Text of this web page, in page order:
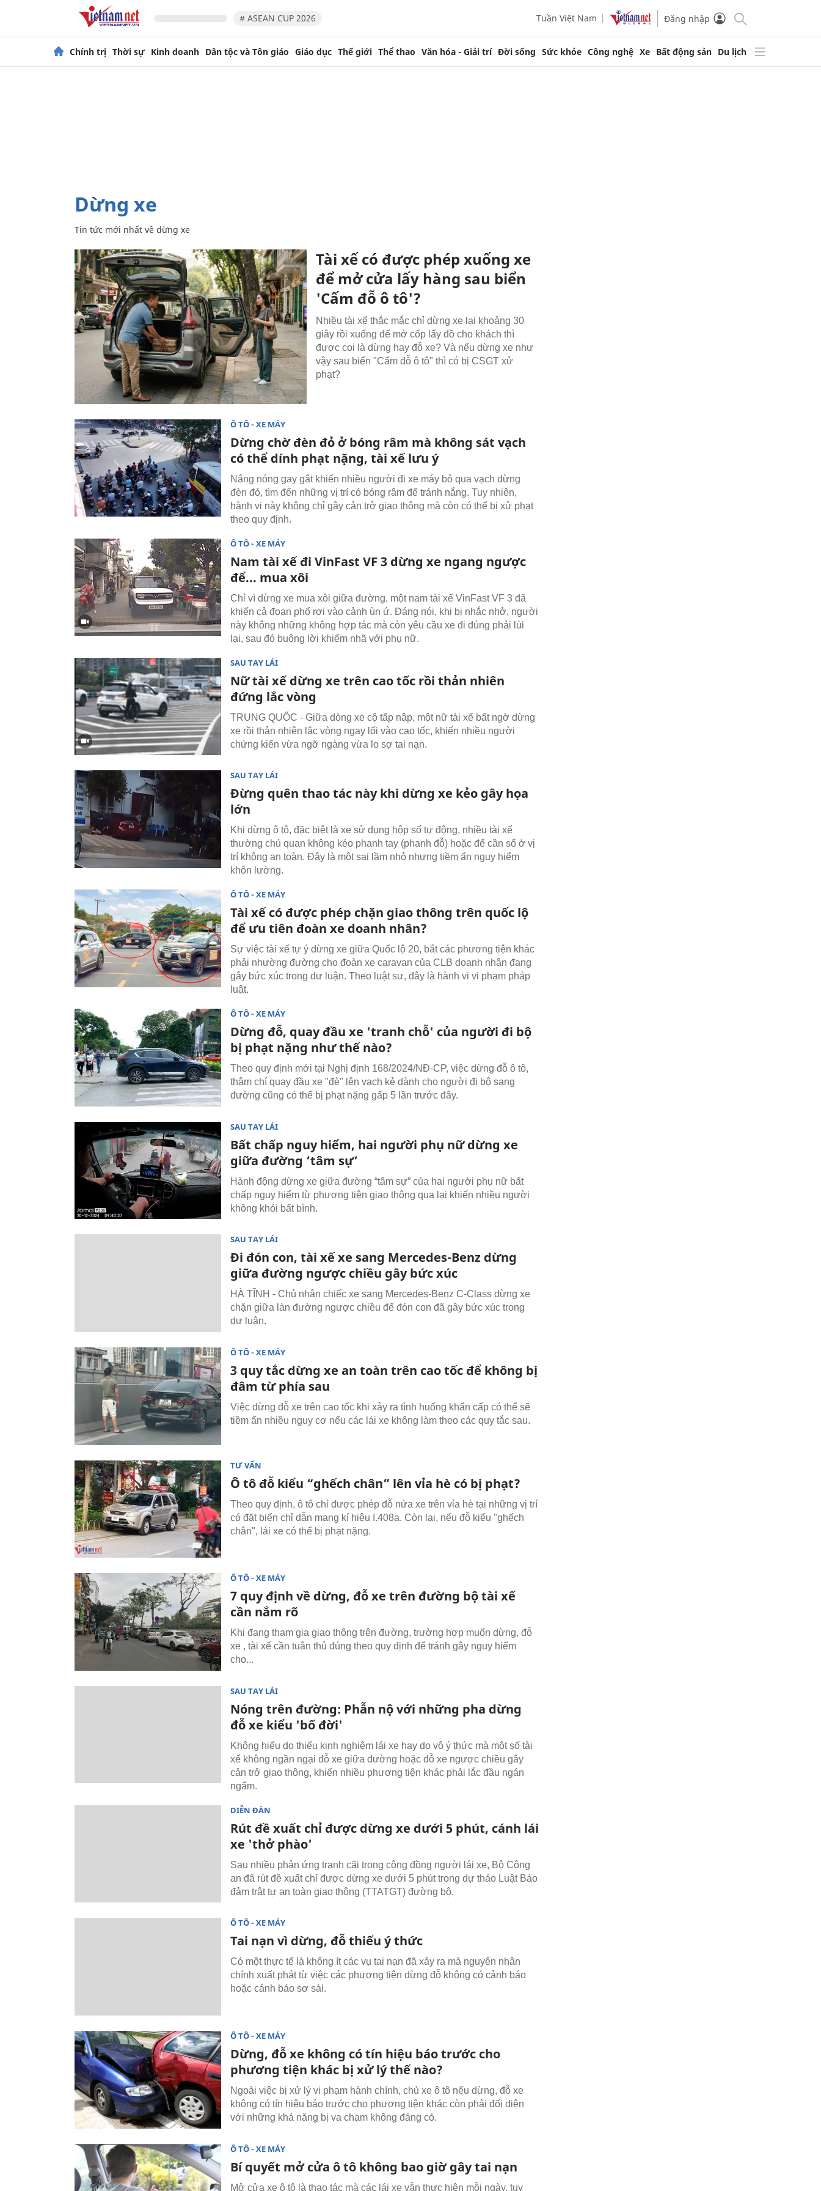
# ASEAN CUP 2026 Tuần Việt Nam Đăng nhập
Chính trị Thời sự Kinh doanh Dân tộc và Tôn giáo Giáo dục Thế giới Thể thao Văn hóa - Giải trí Đời sống Sức khỏe Công nghệ Xe Bất động sản Du lịch
dừng xe
Tin tức mới nhất về dừng xe
Tài xế có được phép xuống xe
để mở cửa lấy hàng sau biển
'Cấm đỗ ô tô'?
Nhiều tài xế thắc mắc chỉ dừng xe lại khoảng 30
giây rồi xuống để mở cốp lấy đồ cho khách thì
được coi là dừng hay đỗ xe? Và nếu dừng xe như
vậy sau biển "Cấm đỗ ô tô" thì có bị CSGT xử
phạt?
Ô TÔ - XE MÁY
Dừng chờ đèn đỏ ở bóng râm mà không sát vạch
có thể dính phạt nặng, tài xế lưu ý
Nắng nóng gay gắt khiến nhiều người đi xe máy bỏ qua vạch dừng
đèn đỏ, tìm đến những vị trí có bóng râm để tránh nắng. Tuy nhiên,
hành vi này không chỉ gây cản trở giao thông mà còn có thể bị xử phạt
theo quy định.
Ô TÔ - XE MÁY
Nam tài xế đi VinFast VF 3 dừng xe ngang ngược
để... mua xôi
Chỉ vì dừng xe mua xôi giữa đường, một nam tài xế VinFast VF 3 đã
khiến cả đoạn phố rơi vào cảnh ùn ứ. Đáng nói, khi bị nhắc nhở, người
này không những không hợp tác mà còn yêu cầu xe đi đúng phải lùi
lại, sau đó buông lời khiếm nhã với phụ nữ.
SAU TAY LÁI
Nữ tài xế dừng xe trên cao tốc rồi thản nhiên
đứng lắc vòng
TRUNG QUỐC - Giữa dòng xe cộ tấp nập, một nữ tài xế bất ngờ dừng
xe rồi thản nhiên lắc vòng ngay lối vào cao tốc, khiến nhiều người
chứng kiến vừa ngỡ ngàng vừa lo sợ tai nạn.
SAU TAY LÁI
Đừng quên thao tác này khi dừng xe kẻo gây họa
lớn
Khi dừng ô tô, đặc biệt là xe sử dụng hộp số tự động, nhiều tài xế
thường chủ quan không kéo phanh tay (phanh đỗ) hoặc để cần số ở vị
trí không an toàn. Đây là một sai lầm nhỏ nhưng tiềm ẩn nguy hiểm
khôn lường.
Ô TÔ - XE MÁY
Tài xế có được phép chặn giao thông trên quốc lộ
để ưu tiên đoàn xe doanh nhân?
Sự việc tài xế tự ý dừng xe giữa Quốc lộ 20, bắt các phương tiện khác
phải nhường đường cho đoàn xe caravan của CLB doanh nhân đang
gây bức xúc trong dư luận. Theo luật sư, đây là hành vi vi phạm pháp
luật.
Ô TÔ - XE MÁY
Dừng đỗ, quay đầu xe 'tranh chỗ' của người đi bộ
bị phạt nặng như thế nào?
Theo quy định mới tại Nghị định 168/2024/NĐ-CP, việc dừng đỗ ô tô,
thậm chí quay đầu xe "đè" lên vạch kẻ dành cho người đi bộ sang
đường cũng có thể bị phạt nặng gấp 5 lần trước đây.
SAU TAY LÁI
Bất chấp nguy hiểm, hai người phụ nữ dừng xe
giữa đường ‘tâm sự’
Hành động dừng xe giữa đường “tâm sự” của hai người phụ nữ bất
chấp nguy hiểm từ phương tiện giao thông qua lại khiến nhiều người
không khỏi bất bình.
SAU TAY LÁI
Đi đón con, tài xế xe sang Mercedes-Benz dừng
giữa đường ngược chiều gây bức xúc
HÀ TĨNH - Chủ nhân chiếc xe sang Mercedes-Benz C-Class dừng xe
chặn giữa làn đường ngược chiều để đón con đã gây bức xúc trong
dư luận.
Ô TÔ - XE MÁY
3 quy tắc dừng xe an toàn trên cao tốc để không bị
đâm từ phía sau
Việc dừng đỗ xe trên cao tốc khi xảy ra tình huống khẩn cấp có thể sẽ
tiềm ẩn nhiều nguy cơ nếu các lái xe không làm theo các quy tắc sau.
TƯ VẤN
Ô tô đỗ kiểu “ghếch chân” lên vỉa hè có bị phạt?
Theo quy định, ô tô chỉ được phép đỗ nửa xe trên vỉa hè tại những vị trí
có đặt biển chỉ dẫn mang kí hiệu I.408a. Còn lại, nếu đỗ kiểu "ghếch
chân", lái xe có thể bị phạt nặng.
Ô TÔ - XE MÁY
7 quy định về dừng, đỗ xe trên đường bộ tài xế
cần nắm rõ
Khi đang tham gia giao thông trên đường, trường hợp muốn dừng, đỗ
xe , tài xế cần tuân thủ đúng theo quy định để tránh gây nguy hiểm
cho...
SAU TAY LÁI
Nóng trên đường: Phẫn nộ với những pha dừng
đỗ xe kiểu 'bố đời'
Không hiểu do thiếu kinh nghiệm lái xe hay do vô ý thức mà một số tài
xế không ngần ngại đỗ xe giữa đường hoặc đỗ xe ngược chiều gây
cản trở giao thông, khiến nhiều phương tiện khác phải lắc đầu ngán
ngẩm.
DIỄN ĐÀN
Rút đề xuất chỉ được dừng xe dưới 5 phút, cánh lái
xe 'thở phào'
Sau nhiều phản ứng tranh cãi trong cộng đồng người lái xe, Bộ Công
an đã rút đề xuất chỉ được dừng xe dưới 5 phút trong dự thảo Luật Bảo
đảm trật tự an toàn giao thông (TTATGT) đường bộ.
Ô TÔ - XE MÁY
Tai nạn vì dừng, đỗ thiếu ý thức
Có một thực tế là không ít các vụ tai nạn đã xảy ra mà nguyên nhân
chính xuất phát từ việc các phương tiện dừng đỗ không có cảnh báo
hoặc cảnh báo sơ sài.
Ô TÔ - XE MÁY
Dừng, đỗ xe không có tín hiệu báo trước cho
phương tiện khác bị xử lý thế nào?
Ngoài việc bị xử lý vi phạm hành chính, chủ xe ô tô nếu dừng, đỗ xe
không có tín hiệu báo trước cho phương tiện khác còn phải đối diện
với những khả năng bị va chạm không đáng có.
Ô TÔ - XE MÁY
Bí quyết mở cửa ô tô không bao giờ gây tai nạn
Mở cửa xe ô tô là thao tác mà các lái xe vẫn thực hiện mỗi ngày, tuy